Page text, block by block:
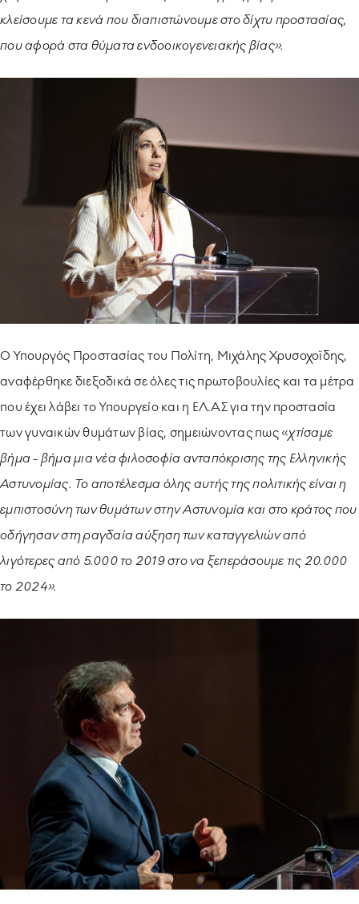
κλείσουμε τα κενά που διαπιστώνουμε στο δίχτυ προστασίας,
που αφορά στα θύματα ενδοοικογενειακής βίας».
Ο Υπουργός Προστασίας του Πολίτη, Μιχάλης Χρυσοχοϊδης,
αναφέρθηκε διεξοδικά σε όλες τις πρωτοβουλίες και τα μέτρα
που έχει λάβει το Υπουργείο και η ΕΛ.ΑΣ για την προστασία
των γυναικών θυμάτων βίας, σημειώνοντας πως «χτίσαμε
βήμα - βήμα μια νέα φιλοσοφία ανταπόκρισης της Ελληνικής
Αστυνομίας. Το αποτέλεσμα όλης αυτής της πολιτικής είναι η
εμπιστοσύνη των θυμάτων στην Αστυνομία και στο κράτος που
οδήγησαν στη ραγδαία αύξηση των καταγγελιών από
λιγότερες από 5.000 το 2019 στο να ξεπεράσουμε τις 20.000
το 2024».